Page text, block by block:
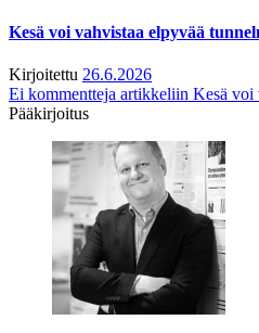
Kesä voi vahvistaa elpyvää
Kirjoitettu 26.6.2026
Ei kommentteja artikkeliin Kesä voi
Pääkirjoitus